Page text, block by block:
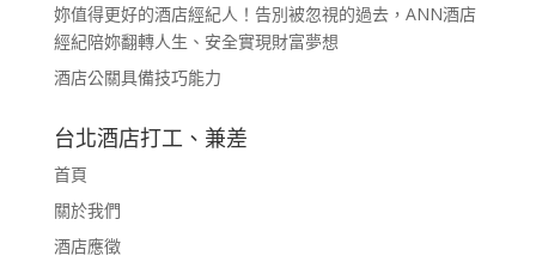
妳值得更好的酒店經紀人！告別被忽視的過去，ANN酒店
經紀陪妳翻轉人生、安全實現財富夢想
酒店公關具備技巧能力
台北酒店打工、兼差
首頁
關於我們
酒店應徵